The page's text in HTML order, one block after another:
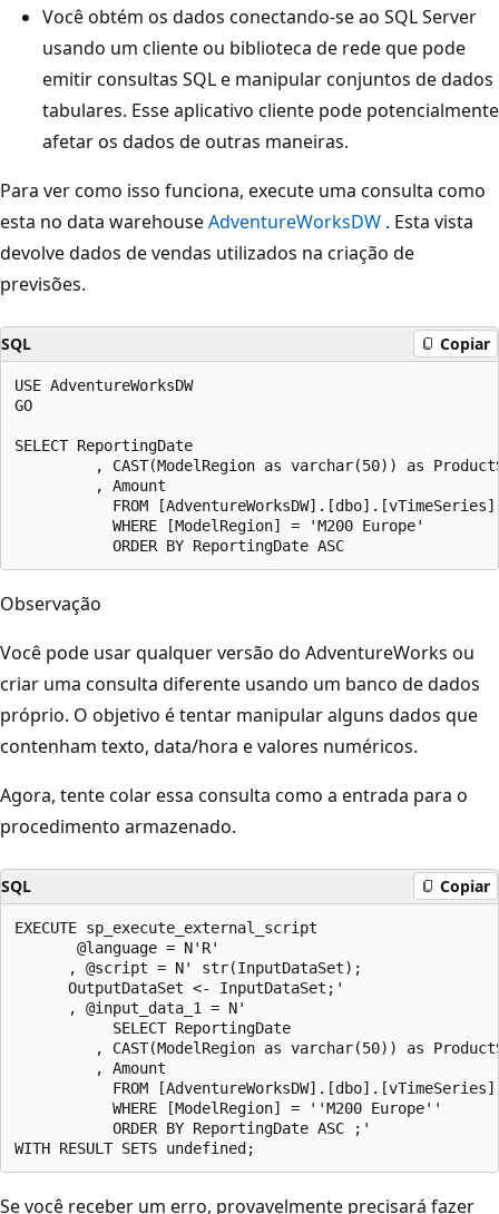
Você obtém os dados conectando-se ao SQL Server
usando um cliente ou biblioteca de rede que pode
emitir consultas SQL e manipular conjuntos de dados
tabulares. Esse aplicativo cliente pode potencialmente
afetar os dados de outras maneiras.
Para ver como isso funciona, execute uma consulta como
esta no data warehouseAdventureWorksDW . Esta vista
devolve dados de vendas utilizados na criação de
previsões.
SQL Copiar
USE AdventureWorksDW
GO
SELECT ReportingDate
, CAST(ModelRegion as varchar(50)) as
         , Amount
           FROM [AdventureWorksDW].[dbo].[vTimeSeries]
           WHERE [ModelRegion] = 'M200 Europe'
Observação
Você pode usar qualquer versão do AdventureWorks ou
criar uma consulta diferente usando um banco de dados
próprio. O objetivo é tentar manipular alguns dados que
contenham texto, data/hora e valores numéricos.
Agora, tente colar essa consulta como a entrada para o
procedimento armazenado.
SQL Copiar
EXECUTE sp_execute_external_script
       @language = N'R'
      , @script = N' str(InputDataSet);
      OutputDataSet <- InputDataSet;'
      , @input_data_1 = N'
           SELECT ReportingDate
, CAST(ModelRegion as varchar(50)) as
         , Amount
           FROM [AdventureWorksDW].[dbo].[vTimeSeries]
           WHERE [ModelRegion] = ''M200 Europe''
           ORDER BY ReportingDate ASC ;'
Se você receber um erro, provavelmente precisará fazer